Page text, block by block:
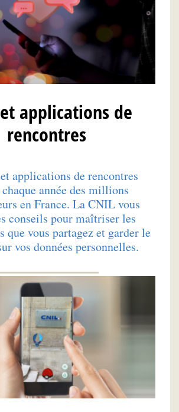
applications de
rencontres
applications de rencontres
année des millions
en France. La CNIL vous
conseils pour maîtriser les
que vous partagez et garder le
vos données personnelles.